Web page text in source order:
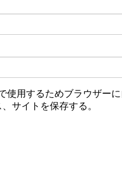
使用するためブラウザー
サイトを保存する。